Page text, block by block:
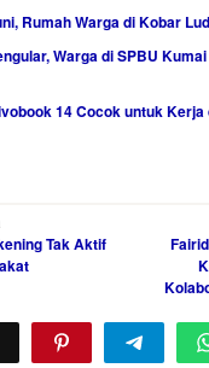
Rumah Warga di Kobar
Warga di SPBU
14 Cocok untuk Kerja
Tak Aktif